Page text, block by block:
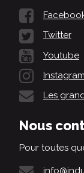
Twitter
Youtube
Instagram
Les
Nous
Pour toutes